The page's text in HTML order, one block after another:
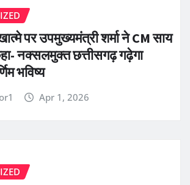
पर उपमुख्यमंत्री शर्मा ने CM साय
नक्सलमुक्त छत्तीसगढ़ गढ़ेगा
भविष्य
Apr 1, 2026